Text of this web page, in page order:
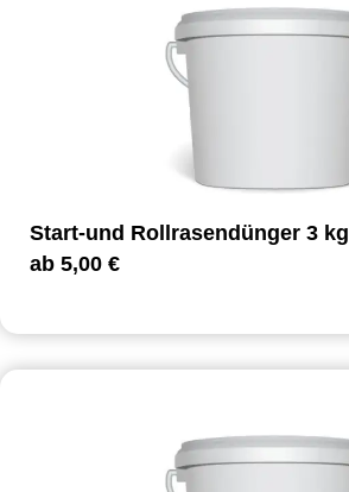
Start-und Rollrasendünger 3 kg
ab 5,00 €